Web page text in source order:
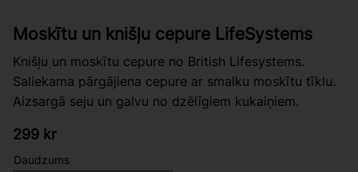
Moskītu un knišļu cepure LifeSystems
Knišļu un moskītu cepure no British Lifesystems.
Saliekama pārgājiena cepure ar smalku moskītu tīklu.
Aizsargā seju un galvu no dzēlīgiem kukaiņiem.
299 kr
Daudzums